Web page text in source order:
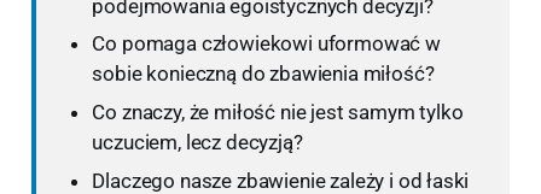
podejmowania egoistycznych decyzji?
Co pomaga człowiekowi uformować w
sobie konieczną do zbawienia miłość?
Co znaczy, że miłość nie jest samym tylko
uczuciem, lecz decyzją?
Dlaczego nasze zbawienie zależy i od łaski